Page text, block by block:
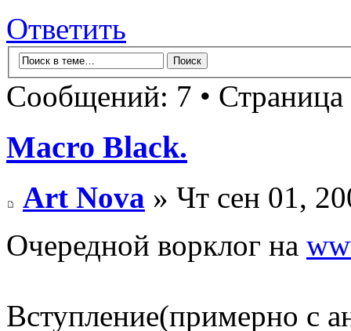
Ответить
Сообщений: 7 • Страница
Macro Black.
Art Nova » Чт сен 01,
Очередной ворклог на
Вступление(примерно с